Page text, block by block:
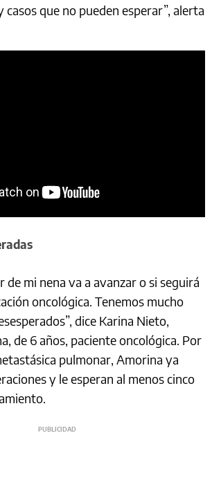
que no pueden esperar”, alerta
de mi nena va a avanzar o si seguirá
oncológica. Tenemos mucho
dice Karina Nieto,
de 6 años, paciente oncológica. Por
pulmonar, Amorina ya
y le esperan al menos cinco